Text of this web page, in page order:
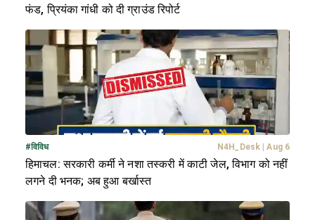
फंड, प्रियंका गांधी को दी ग्राउंड रिपोर्ट
#विविध N4H_Desk | Aug 6
हिमाचल: सरकारी कर्मी ने नशा तस्करी में काटी जेल, विभाग को नहीं
लगने दी भनक; अब हुआ बर्खास्त